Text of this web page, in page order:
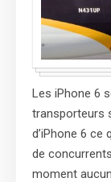
Les iPhone 6
transporteurs
d’iPhone 6 ce
de
moment